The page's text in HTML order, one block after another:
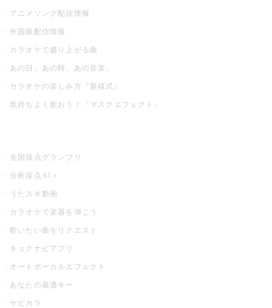
アニメソング配信情報
外国曲配信情報
カラオケで盛り上がる曲
あの日、あの時、あの音楽。
カラオケの楽しみ方『新様式』
気持ちよく歌おう！『マスクエフェクト』
全国採点グランプリ
分析採点AI＋
うたスキ動画
カラオケで楽器を弾こう
歌いたい曲をリクエスト
キョクナビアプリ
オートボーカルエフェクト
あなたの最適キー
サビカラ